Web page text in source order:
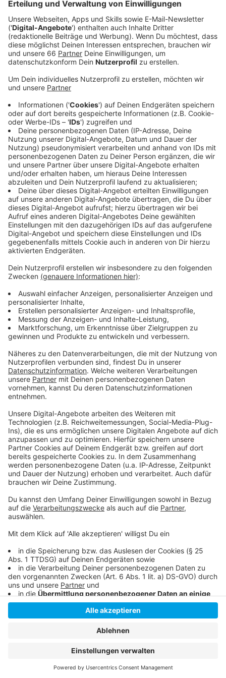
Veröffentlicht: Montag, 29.01.2024 11:40
Anzeige
Also, wie sie ein kultureller Treffpunkt für alle
mehr werden als eine Spielstätte für Oper und Ballett.
Sondern ein sogenannter "Dritter Ort". Das meint einen
Raum für das Miteinander außerhalb von Beruf oder
zuhause. In mehreren Veranstaltungen wird ab heute
diskutiert, wie die Oper "von innen" gestaltet wird. Wir
sollen dabei mitreden; die Veranstaltung heute ist
allerdings schon ausgebucht. Wir können sie aber
streamen und auch anschließend online anschauen. Die
neue Oper wird wohl über 700 Millionen Euro kosten
und könnte frühestens 2032 fertig sein. Ein
Architekturwettbewerb wird gerade vorbereitet.
Anzeige
Weitere Infos und Links zum Thema:
Anzeige
Aktuelle Diskussionsveranstaltungen zum
"Opernhaus der Zukunft"
Der Stadtrat hatte den Opern-Neubau an der
Heine-Allee im vergangenen Sommer beschlossen
Der Standort hatte sich dabei gegen den
"Wehrhahn" durchgesetzt
Ungewöhnliche politische Konstellation beim
Opern-Beschluss
Bisherige Bürgerbeteiligung beim Düsseldorfer
Opern-Neubau
Anzeige
Anzeige